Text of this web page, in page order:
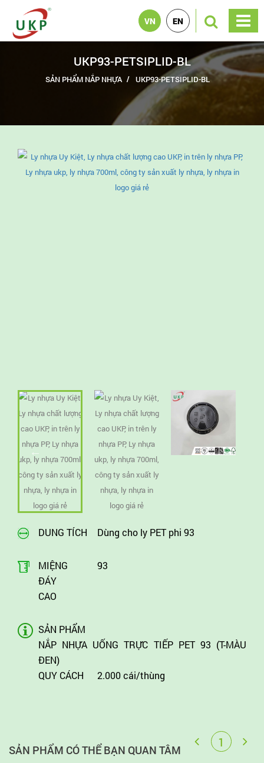
VN EN
UKP93-PETSIPLID-BL
SẢN PHẨM NẮP NHỰA UKP93-PETSIPLID-BL
DUNG TÍCH Dùng cho ly PET phi 93
MIỆNG
93
ĐÁY
CAO
SẢN PHẨM
NẮP NHỰA UỐNG TRỰC TIẾP PET 93 (T-MÀU
ĐEN)
QUY CÁCH
2.000 cái/thùng
SẢN PHẨM CÓ THỂ BẠN QUAN TÂM